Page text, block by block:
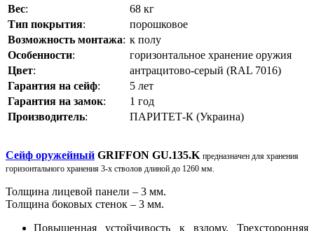
Вес:
68 кг
Тип покрытия:
порошковое
Возможность монтажа: к полу
Особенности:
горизонтальное хранение оружия
Цвет:
антрацитово-серый (RAL 7016)
Гарантия на сейф:
5 лет
Гарантия на замок:
1 год
Производитель: ПАРИТЕТ-К (Украина)
Сейф оружейный GRIFFON GU.135.K предназначен для хранения
горизонтального хранения 3-х стволов длиной до 1260 мм.
Толщина лицевой панели – 3 мм.
Толщина боковых стенок – 3 мм.
Повышенная устойчивость к взлому. Трехсторонняя